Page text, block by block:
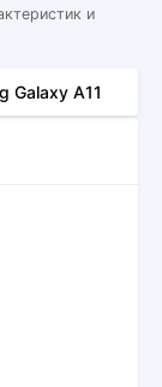
и
Galaxy A11